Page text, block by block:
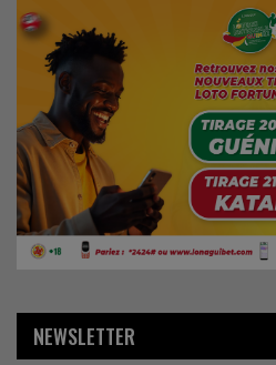
NEWSLETTER